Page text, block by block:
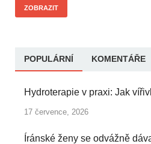
ZOBRAZIT
POPULÁRNÍ KOMENTÁŘE
Hydroterapie v praxi: Jak
17 července, 2026
Íránské ženy se odvážně